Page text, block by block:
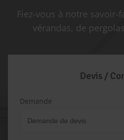
Fiez-vous à notre
vérandas, de
Devis /
Demande